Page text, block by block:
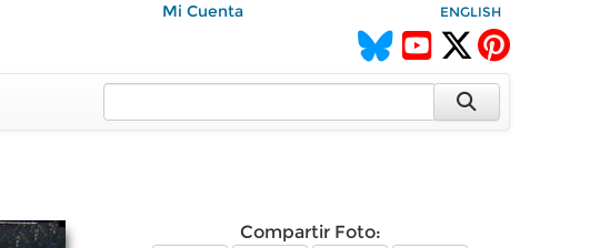
Mi Cuenta ENGLISH
Compartir Foto: